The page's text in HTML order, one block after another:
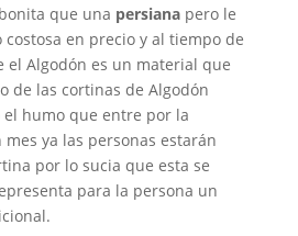
que una persianapero le
en precio y al tiempo de
el Algodón es un material que
de las cortinas de Algodón
humo que entre por la
ya las personas estarán
por lo sucia que esta se
para la persona un